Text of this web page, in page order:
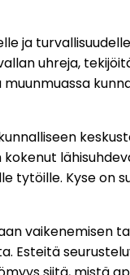
ja
uhreja,
tytöille. Kyse on
vaikenemisen
Esteitä